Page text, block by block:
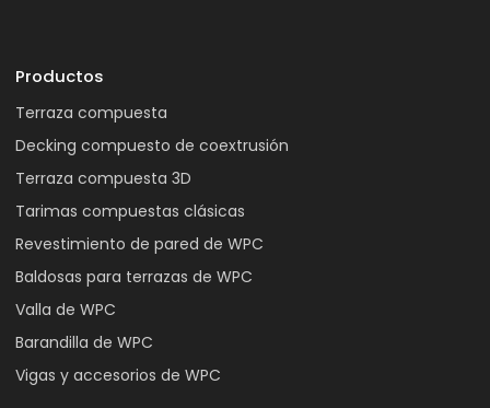
Productos
Terraza compuesta
Decking compuesto de coextrusión
Terraza compuesta 3D
Tarimas compuestas clásicas
Revestimiento de pared de WPC
Baldosas para terrazas de WPC
Valla de WPC
Barandilla de WPC
Vigas y accesorios de WPC